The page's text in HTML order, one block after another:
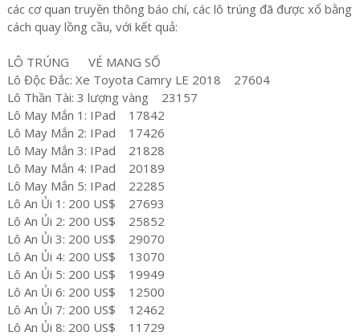
các cơ quan truyền thông báo chí, các lô trúng đã được xổ bằng
cách quay lồng cầu, với kết quả:
LÔ TRÚNG VÉ MANG SỐ
Lô Độc Đắc: Xe Toyota Camry LE 2018 27604
Lô Thần Tài: 3 lượng vàng 23157
Lô May Mắn 1: IPad 17842
Lô May Mắn 2: IPad 17426
Lô May Mắn 3: IPad 21828
Lô May Mắn 4: IPad 20189
Lô May Mắn 5: IPad 22285
Lô An Ủi 1: 200 US$ 27693
Lô An Ủi 2: 200 US$ 25852
Lô An Ủi 3: 200 US$ 29070
Lô An Ủi 4: 200 US$ 13070
Lô An Ủi 5: 200 US$ 19949
Lô An Ủi 6: 200 US$ 12500
Lô An Ủi 7: 200 US$ 12462
Lô An Ủi 8: 200 US$ 11729